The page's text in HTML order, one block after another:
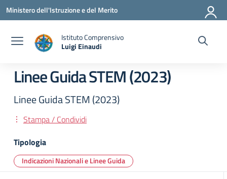
Vai ai contenuti
Vai al menu di navigazione
Vai al footer
Ministero dell'Istruzione e del Merito
Istituto Comprensivo
Luigi Einaudi
— Visita la pagina iniziale della scuola
Linee Guida STEM (2023)
Linee Guida STEM (2023)
Stampa / Condividi
Tipologia
Indicazioni Nazionali e Linee Guida